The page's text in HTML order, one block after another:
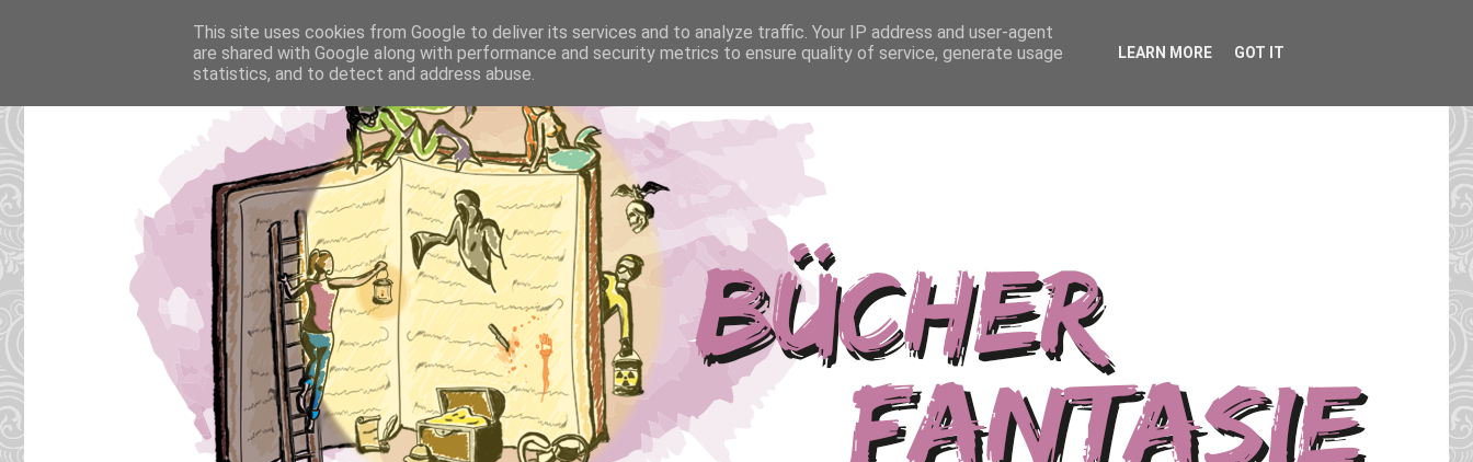
This site uses cookies from Google to deliver its services and to analyze traffic. Your IP address and user-agent
are shared with Google along with performance and security metrics to ensure quality of service, generate usage
statistics, and to detect and address abuse.
LEARN MORE GOT IT